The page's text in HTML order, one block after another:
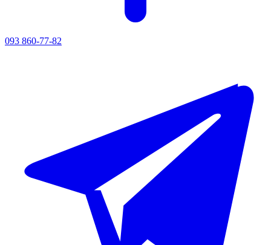
093 860-77-82